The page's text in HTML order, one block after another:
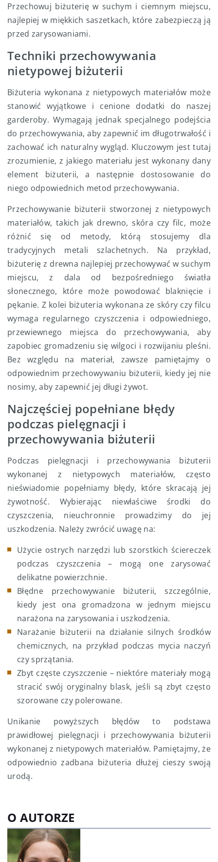
Przechowuj biżuterię w suchym i ciemnym miejscu,
najlepiej w miękkich saszetkach, które zabezpieczą ją
przed zarysowaniami.
Techniki przechowywania
nietypowej biżuterii
Biżuteria wykonana z nietypowych materiałów może
stanowić wyjątkowe i cenione dodatki do naszej
garderoby. Wymagają jednak specjalnego podejścia
do przechowywania, aby zapewnić im długotrwałość i
zachować ich naturalny wygląd. Kluczowym jest tutaj
zrozumienie, z jakiego materiału jest wykonany dany
element biżuterii, a następnie dostosowanie do
niego odpowiednich metod przechowywania.
Przechowywanie biżuterii stworzonej z nietypowych
materiałów, takich jak drewno, skóra czy filc, może
różnić się od metody, którą stosujemy dla
tradycyjnych metali szlachetnych. Na przykład,
biżuterię z drewna najlepiej przechowywać w suchym
miejscu, z dala od bezpośredniego światła
słonecznego, które może powodować blaknięcie i
pękanie. Z kolei biżuteria wykonana ze skóry czy filcu
wymaga regularnego czyszczenia i odpowiedniego,
przewiewnego miejsca do przechowywania, aby
zapobiec gromadzeniu się wilgoci i rozwijaniu pleśni.
Bez względu na materiał, zawsze pamiętajmy o
odpowiednim przechowywaniu biżuterii, kiedy jej nie
nosimy, aby zapewnić jej długi żywot.
Najczęściej popełniane błędy
podczas pielęgnacji i
przechowywania biżuterii
Podczas pielęgnacji i przechowywania biżuterii
wykonanej z nietypowych materiałów, często
nieświadomie popełniamy błędy, które skracają jej
żywotność. Wybierając niewłaściwe środki do
czyszczenia, nieuchronnie prowadzimy do jej
uszkodzenia. Należy zwrócić uwagę na:
Użycie ostrych narzędzi lub szorstkich ściereczek
podczas czyszczenia – mogą one zarysować
delikatne powierzchnie.
Błędne przechowywanie biżuterii, szczególnie,
kiedy jest ona gromadzona w jednym miejscu
narażona na zarysowania i uszkodzenia.
Narażanie biżuterii na działanie silnych środków
chemicznych, na przykład podczas mycia naczyń
czy sprzątania.
Zbyt częste czyszczenie – niektóre materiały mogą
stracić swój oryginalny blask, jeśli są zbyt często
szorowane czy polerowane.
Unikanie powyższych błędów to podstawa
prawidłowej pielęgnacji i przechowywania biżuterii
wykonanej z nietypowych materiałów. Pamiętajmy, że
odpowiednio zadbana biżuteria dłużej cieszy swoją
urodą.
O AUTORZE